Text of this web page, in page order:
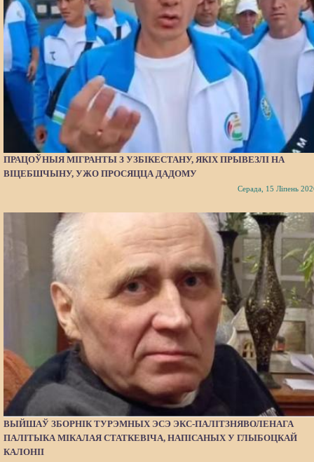
ПРАЦОЎНЫЯ МІГРАНТЫ З УЗБІКЕСТАНУ, ЯКІХ ПРЫВЕЗЛІ НА
ВІЦЕБШЧЫНУ, УЖО ПРОСЯЦЦА ДАДОМУ
Серада, 15 Ліпень
ВЫЙШАЎ ЗБОРНІК ТУРЭМНЫХ ЭСЭ ЭКС-ПАЛІТЗНЯВОЛЕНАГА
ПАЛІТЫКА МІКАЛАЯ СТАТКЕВІЧА, НАПІСАНЫХ У ГЛЫБОЦКАЙ
КАЛОНІІ